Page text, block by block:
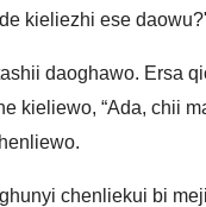
kieliezhi ese
daoghawo. Ersa
kieliewo, “Ada, chii
chenliekui bi